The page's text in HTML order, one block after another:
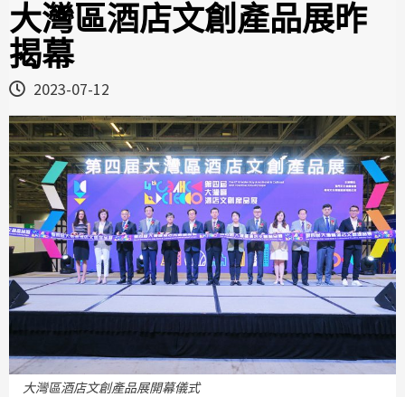
大灣區酒店文創產品展昨
揭幕
2023-07-12
大灣區酒店文創產品展開幕儀式